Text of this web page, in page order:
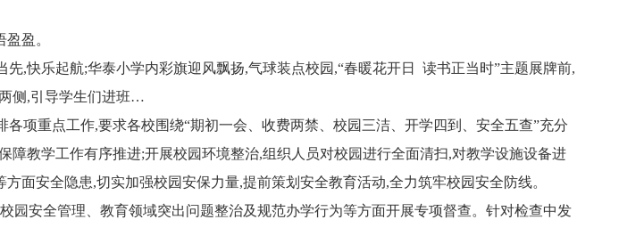
盈。
,快乐起航;华泰小学内彩旗迎风飘扬,气球装点校园,“春暖花开日 读书正当时”主题展牌前,
侧,引导学生们进班…
项重点工作,要求各校围绕“期初一会、收费两禁、校园三洁、开学四到、安全五查”充分
教学工作有序推进;开展校园环境整治,组织人员对校园进行全面清扫,对教学设施设备进
面安全隐患,切实加强校园安保力量,提前策划安全教育活动,全力筑牢校园安全防线。
园安全管理、教育领域突出问题整治及规范办学行为等方面开展专项督查。针对检查中发